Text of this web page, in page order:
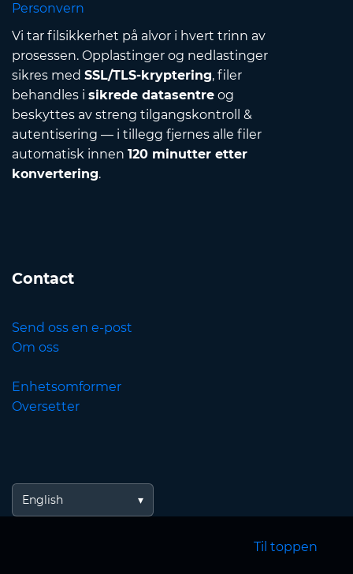
Personvern
Vi tar filsikkerhet på alvor i hvert trinn av
prosessen. Opplastinger og nedlastinger
sikres med SSL/TLS-kryptering, filer
behandles i sikrede datasentre og
beskyttes av streng tilgangskontroll &
autentisering — i tillegg fjernes alle filer
automatisk innen 120 minutter etter
konvertering.
Contact
Send oss en e-post
Om oss
Enhetsomformer
Oversetter
English
Til toppen